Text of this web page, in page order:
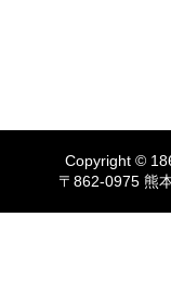
Copyright ©
〒862-0975 熊